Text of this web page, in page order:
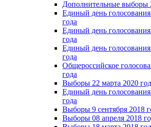
Дополнительные выборы
Единый день голосования
года
Единый день голосования
года
Единый день
года
Общероссийское
года
Выборы 22 марта 2020
Единый день голосования
года
Выборы 9 сентября 2018
Выборы 08 апреля 2018